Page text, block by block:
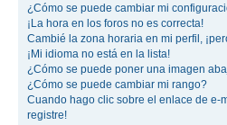
¿Cómo se puede cambiar mi
¡La hora en los foros no es correcta!
Cambié la zona horaria en mi perfil,
¡Mi idioma no está en la lista!
¿Cómo se puede poner una imagen
¿Cómo se puede cambiar mi rango?
Cuando hago clic sobre el enlace de e-
registre!